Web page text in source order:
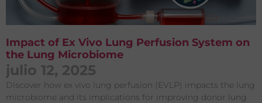
Impact of Ex Vivo Lung Perfusion System on
the Lung Microbiome
julio 12, 2025
Discover how ex vivo lung perfusion (EVLP) impacts the lung
microbiome and its implications for improving donor lung